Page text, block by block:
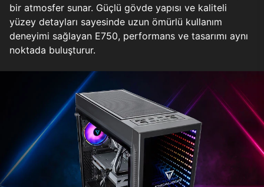
bir atmosfer sunar. Güçlü gövde yapısı ve kaliteli
yüzey detayları sayesinde uzun ömürlü kullanım
deneyimi sağlayan E750, performans ve tasarımı aynı
noktada buluşturur.